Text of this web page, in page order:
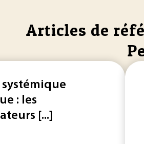
Articles de
: les
[...]